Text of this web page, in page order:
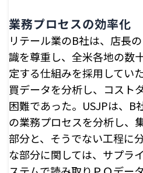
業務プロセスの効率化
リテール業のB社は、店長
識を尊重し、全米各地の数
定する仕組みを採用してい
買データを分析し、コスト
困難であった。USJPは、B
の業務プロセスを分析し、
部分と、そうでない工程に
な部分に関しては、サプラ